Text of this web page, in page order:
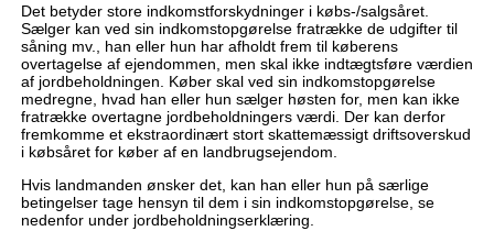
Det betyder store indkomstforskydninger i købs-/salgsåret.
Sælger kan ved sin indkomstopgørelse fratrække de udgifter til
såning mv., han eller hun har afholdt frem til køberens
overtagelse af ejendommen, men skal ikke indtægtsføre værdien
af jordbeholdningen. Køber skal ved sin indkomstopgørelse
medregne, hvad han eller hun sælger høsten for, men kan ikke
fratrække overtagne jordbeholdningers værdi. Der kan derfor
fremkomme et ekstraordinært stort skattemæssigt driftsoverskud
i købsåret for køber af en landbrugsejendom.
Hvis landmanden ønsker det, kan han eller hun på særlige
betingelser tage hensyn til dem i sin indkomstopgørelse, se
nedenfor under jordbeholdningserklæring.